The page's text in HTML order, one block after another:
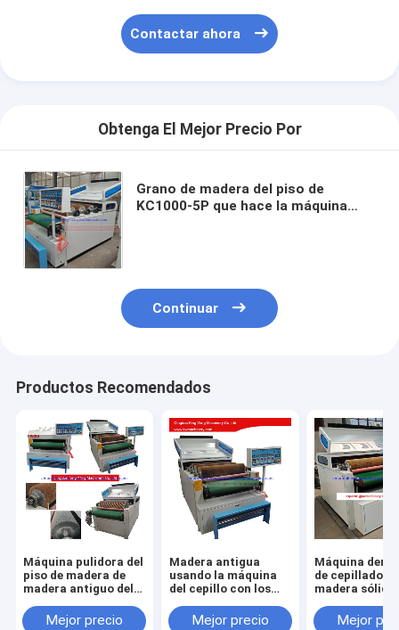
Contactar ahora
Obtenga El Mejor Precio Por
Grano de madera del piso de
KC1000-5P que hace la máquina
Continuar
Productos Recomendados
Máquina pulidora del
piso de madera de
madera antiguo del
Mejor precio
Madera antigua
usando la máquina
del cepillo con los
alambre de acero
Mejor precio
Máquina
de cepillado de
madera sólida
que suela
Mejor